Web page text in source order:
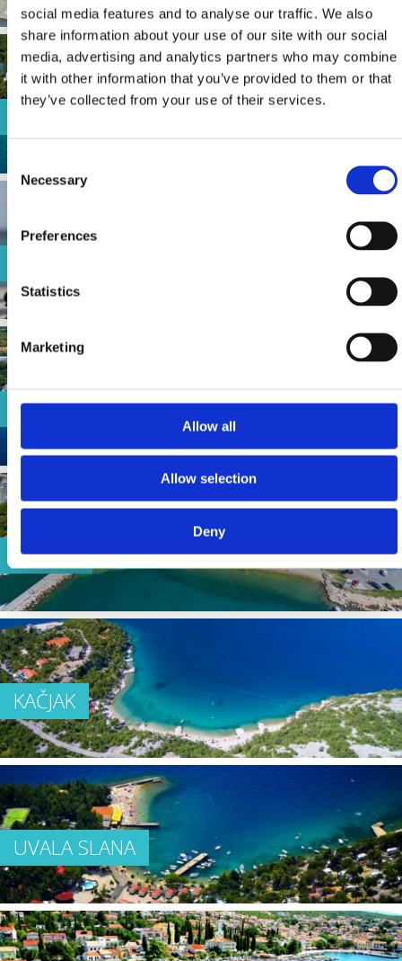
social media features and to analyse our traffic. We also
share information about your use of our site with our social
media, advertising and analytics partners who may combine
it with other information that you’ve provided to them or that
they’ve collected from your use of their services.
Selection
Necessary
Preferences
Statistics
Marketing
Allow all
Allow selection
Deny
BAZENI HOTELA "KATARINA"
TUNERA
KAŠTEL
KAČJAK
UVALA SLANA